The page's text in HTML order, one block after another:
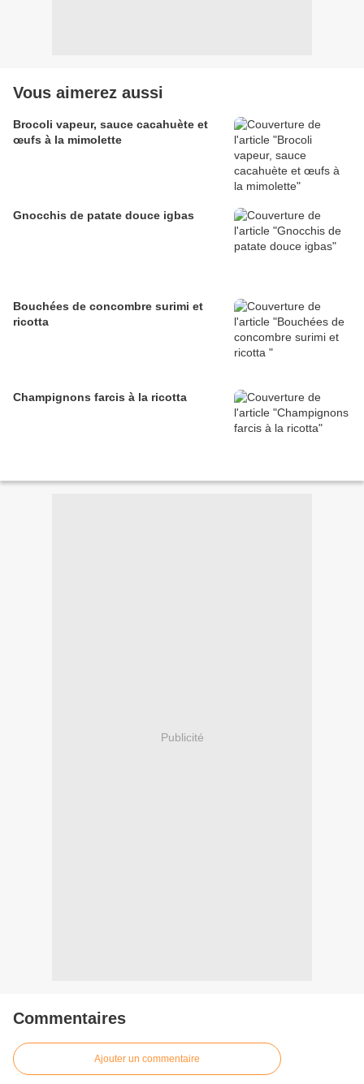
Vous aimerez aussi
Brocoli vapeur, sauce cacahuète et
œufs à la mimolette
Gnocchis de patate douce igbas
Bouchées de concombre surimi et
ricotta
Champignons farcis à la ricotta
Publicité
Commentaires
Ajouter un commentaire